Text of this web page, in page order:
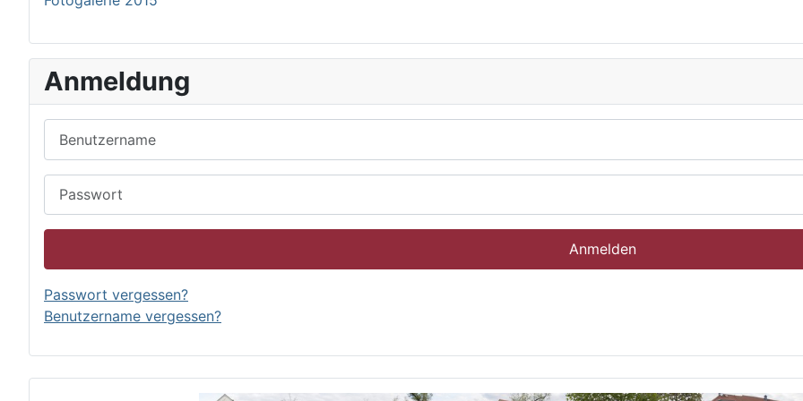
Anmeldung
Anmelden
Passwort vergessen?
Benutzername vergessen?